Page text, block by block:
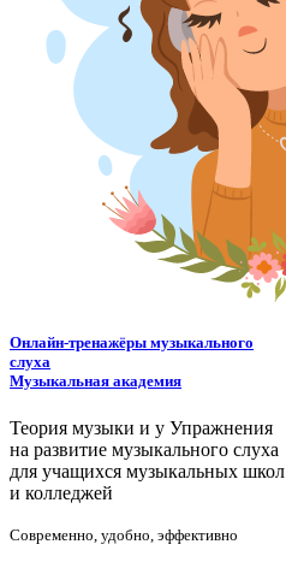
Онлайн-тренажёры музыкального
слуха
Музыкальная академия
Теория музыки и у Упражнения
на развитие музыкального слуха
для учащихся музыкальных школ
и колледжей
Современно, удобно, эффективно